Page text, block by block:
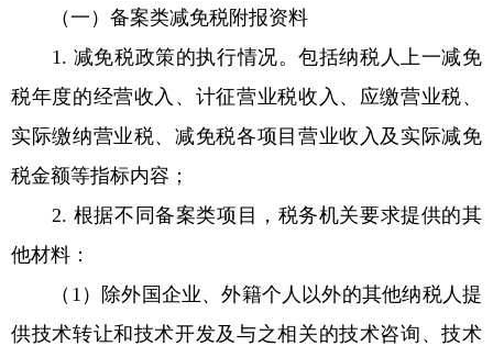
（一）备案类减免税附报资料
1. 减免税政策的执行情况。包括纳税人上一减免
税年度的经营收入、计征营业税收入、应缴营业税、
实际缴纳营业税、减免税各项目营业收入及实际减免
税金额等指标内容；
2. 根据不同备案类项目，税务机关要求提供的其
他材料：
（1）除外国企业、外籍个人以外的其他纳税人提
供技术转让和技术开发及与之相关的技术咨询、技术